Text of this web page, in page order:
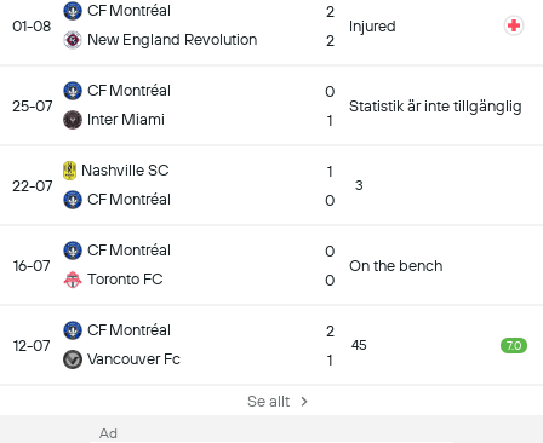
01-08
CF Montréal
New England Revolution
2
2
Injured
25-07
CF Montréal
Inter Miami
0
1
Statistik är inte tillgänglig
22-07
Nashville SC
CF Montréal
1
0
3
16-07
CF Montréal
Toronto FC
0
0
On the bench
12-07
CF Montréal
Vancouver Fc
2
1
45 7.0
Se allt
Ad